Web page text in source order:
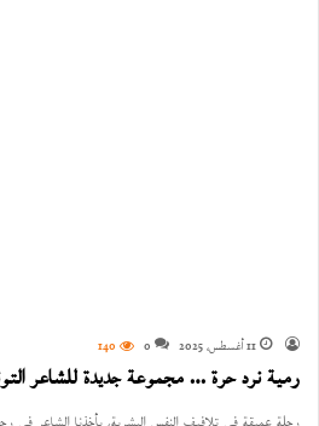
11 أغسطس، 2025 0
140
رمية نرد حرة … مجموعة جديدة للشاعر